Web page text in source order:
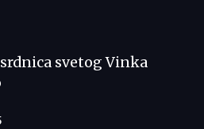
svetog Vinka